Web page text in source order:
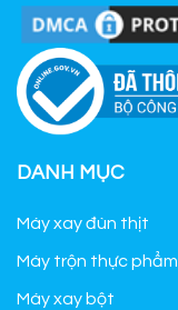
DANH MỤC
Máy xay đùn thịt
Máy trộn thực phẩm
Máy xay bột